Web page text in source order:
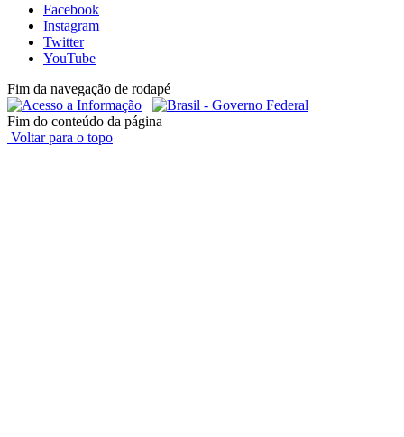
Facebook
Instagram
Twitter
YouTube
Fim da navegação de rodapé
Fim do conteúdo da página
Voltar para o topo